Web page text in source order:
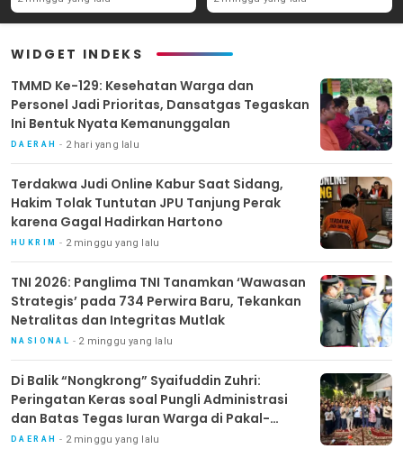
Gagal Hadirkan Hartono
Netralitas dan Integritas
WIDGET INDEKS
TMMD Ke-129: Kesehatan Warga dan
Personel Jadi Prioritas, Dansatgas Tegaskan
Ini Bentuk Nyata Kemanunggalan
DAERAH 2 hari yang lalu
Terdakwa Judi Online Kabur Saat Sidang,
Hakim Tolak Tuntutan JPU Tanjung Perak
karena Gagal Hadirkan Hartono
HUKRIM 2 minggu yang lalu
TNI 2026: Panglima TNI Tanamkan ‘Wawasan
Strategis’ pada 734 Perwira Baru, Tekankan
Netralitas dan Integritas Mutlak
NASIONAL 2 minggu yang lalu
Di Balik “Nongkrong” Syaifuddin Zuhri:
Peringatan Keras soal Pungli Administrasi
dan Batas Tegas Iuran Warga di Pakal-
Benowo
DAERAH 2 minggu yang lalu